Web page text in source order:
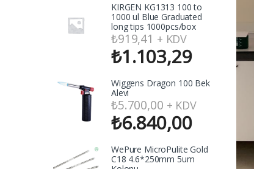
KIRGEN KG1313 100 to
1000 ul Blue Graduated
long tips 1000pcs/box
₺919,41 + KDV
₺1.103,29
Wiggens Dragon 100 Bek
Alevi
₺5.700,00 + KDV
₺6.840,00
WePure MicroPulite Gold
C18 4.6*250mm 5um